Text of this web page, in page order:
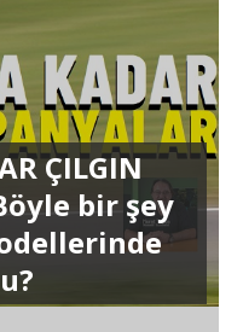
ÇILGIN
bir şey